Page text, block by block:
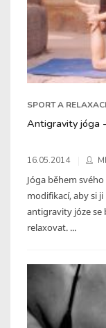
SPORT A
Antigravity jóga
16.05.2014
Jóga během
modifikací, aby si
antigravity józe se
relaxovat. ...